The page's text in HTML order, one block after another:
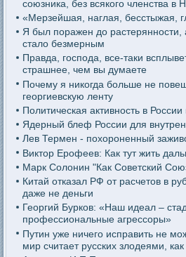
союзника, без всякого членства в
«Мерзейшая, наглая, бесстыжая,
Я был поражен до растерянности,
стало безмерным
Правда, господа, все-таки
страшнее, чем вы думаете
Почему я никогда больше не
георгиевскую ленту
Политическая активность в
Ядерный блеф России для
Лев Термен - похороненный
Виктор Ерофеев: Как тут жить
Марк Солонин "Как Советский
Китай отказал РФ от расчетов в
даже не деньги
Георгий Бурков: «Наш идеал –
профессиональные агрессоры»
Путин уже ничего исправить не
мир считает русских злодеями,